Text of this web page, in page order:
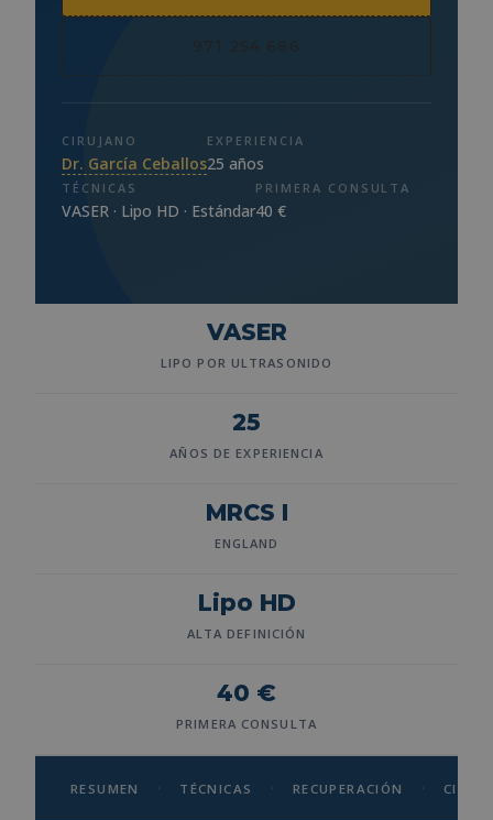
971 254 686
CIRUJANO
Dr. García Ceballos
EXPERIENCIA
25 años
TÉCNICAS
VASER · Lipo HD · Estándar
PRIMERA CONSULTA
40 €
VASER
LIPO POR ULTRASONIDO
25
AÑOS DE EXPERIENCIA
MRCS I
ENGLAND
Lipo HD
ALTA DEFINICIÓN
40 €
PRIMERA CONSULTA
RESUMEN · TÉCNICAS · RECUPERACIÓN ·